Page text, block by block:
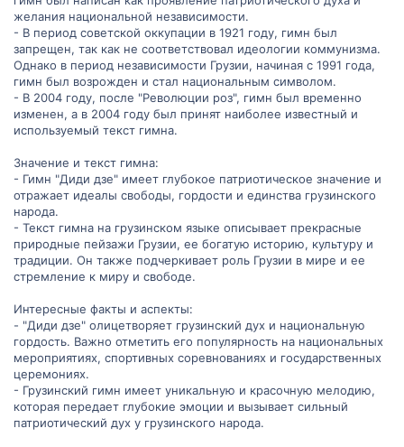
желания национальной независимости.
- В период советской оккупации в 1921 году, гимн был
запрещен, так как не соответствовал идеологии коммунизма.
Однако в период независимости Грузии, начиная с 1991 года,
гимн был возрожден и стал национальным символом.
- В 2004 году, после "Революции роз", гимн был временно
изменен, а в 2004 году был принят наиболее известный и
используемый текст гимна.
Значение и текст гимна:
- Гимн "Диди дзе" имеет глубокое патриотическое значение и
отражает идеалы свободы, гордости и единства грузинского
народа.
- Текст гимна на грузинском языке описывает прекрасные
природные пейзажи Грузии, ее богатую историю, культуру и
традиции. Он также подчеркивает роль Грузии в мире и ее
стремление к миру и свободе.
Интересные факты и аспекты:
- "Диди дзе" олицетворяет грузинский дух и национальную
гордость. Важно отметить его популярность на национальных
мероприятиях, спортивных соревнованиях и государственных
церемониях.
- Грузинский гимн имеет уникальную и красочную мелодию,
которая передает глубокие эмоции и вызывает сильный
патриотический дух у грузинского народа.